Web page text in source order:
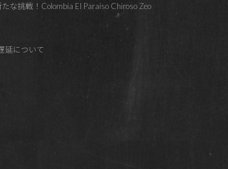
な挑戦！Colombia El Paraíso Chiroso Zeo
延について